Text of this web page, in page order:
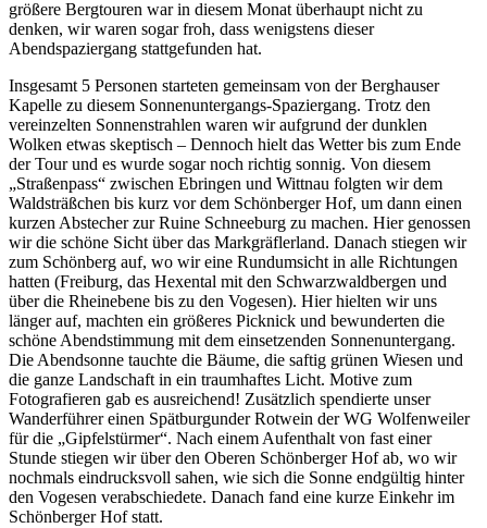
größere Bergtouren war in diesem Monat überhaupt nicht zu
denken, wir waren sogar froh, dass wenigstens dieser
Abendspaziergang stattgefunden hat.
Insgesamt 5 Personen starteten gemeinsam von der Berghauser
Kapelle zu diesem Sonnenuntergangs-Spaziergang. Trotz den
vereinzelten Sonnenstrahlen waren wir aufgrund der dunklen
Wolken etwas skeptisch – Dennoch hielt das Wetter bis zum Ende
der Tour und es wurde sogar noch richtig sonnig. Von diesem
„Straßenpass“ zwischen Ebringen und Wittnau folgten wir dem
Waldsträßchen bis kurz vor dem Schönberger Hof, um dann einen
kurzen Abstecher zur Ruine Schneeburg zu machen. Hier genossen
wir die schöne Sicht über das Markgräflerland. Danach stiegen wir
zum Schönberg auf, wo wir eine Rundumsicht in alle Richtungen
hatten (Freiburg, das Hexental mit den Schwarzwaldbergen und
über die Rheinebene bis zu den Vogesen). Hier hielten wir uns
länger auf, machten ein größeres Picknick und bewunderten die
schöne Abendstimmung mit dem einsetzenden Sonnenuntergang.
Die Abendsonne tauchte die Bäume, die saftig grünen Wiesen und
die ganze Landschaft in ein traumhaftes Licht. Motive zum
Fotografieren gab es ausreichend! Zusätzlich spendierte unser
Wanderführer einen Spätburgunder Rotwein der WG Wolfenweiler
für die „Gipfelstürmer“. Nach einem Aufenthalt von fast einer
Stunde stiegen wir über den Oberen Schönberger Hof ab, wo wir
nochmals eindrucksvoll sahen, wie sich die Sonne endgültig hinter
den Vogesen verabschiedete. Danach fand eine kurze Einkehr im
Schönberger Hof statt.